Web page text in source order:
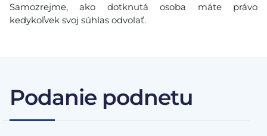
Samozrejme, ako dotknutá osoba máte právo
kedykoľvek svoj súhlas odvolať.
Podanie podnetu